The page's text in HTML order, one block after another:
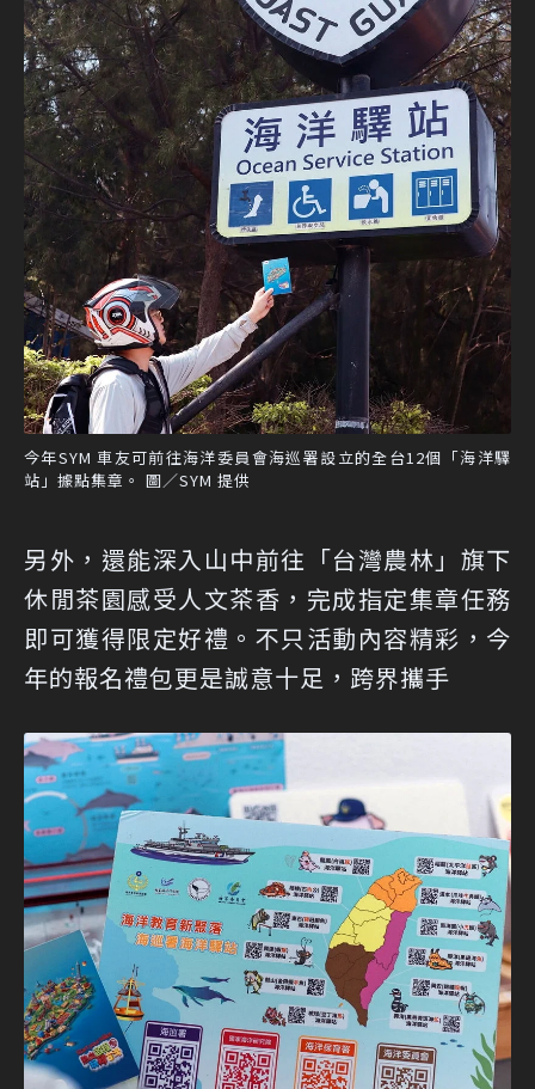
今年SYM 車友可前往海洋委員會海巡署設立的全台12個「海洋驛
站」據點集章。 圖／SYM 提供
另外，還能深入山中前往「台灣農林」旗下
休閒茶園感受人文茶香，完成指定集章任務
即可獲得限定好禮。不只活動內容精彩，今
年的報名禮包更是誠意十足，跨界攜手